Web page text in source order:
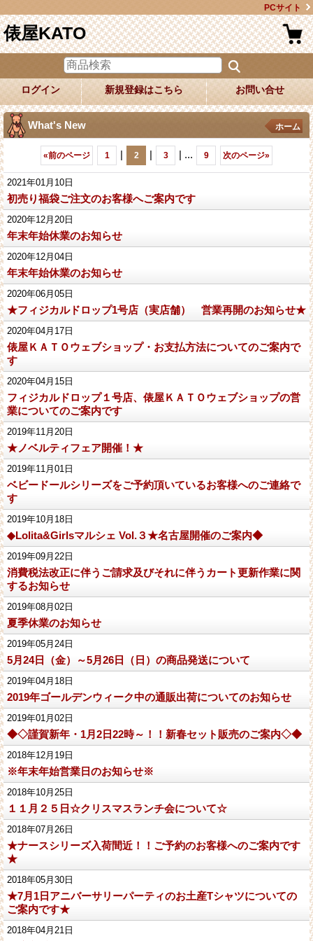
PCサイト
俵屋KATO
ログイン 新規登録はこちら お問い合せ
What's New ホーム
«前のページ 1 | 2 | 3 | ... 9 次のページ»
2021年01月10日
初売り福袋ご注文のお客様へご案内です
2020年12月20日
年末年始休業のお知らせ
2020年12月04日
年末年始休業のお知らせ
2020年06月05日
★フィジカルドロップ1号店（実店舗） 営業再開のお知らせ★
2020年04月17日
俵屋ＫＡＴＯウェブショップ・お支払方法についてのご案内で
す
2020年04月15日
フィジカルドロップ１号店、俵屋ＫＡＴＯウェブショップの営
業についてのご案内です
2019年11月20日
★ノベルティフェア開催！★
2019年11月01日
ベビードールシリーズをご予約頂いているお客様へのご連絡で
す
2019年10月18日
◆Lolita&Girlsマルシェ Vol.３★名古屋開催のご案内◆
2019年09月22日
消費税法改正に伴うご請求及びそれに伴うカート更新作業に関
するお知らせ
2019年08月02日
夏季休業のお知らせ
2019年05月24日
5月24日（金）～5月26日（日）の商品発送について
2019年04月18日
2019年ゴールデンウィーク中の通販出荷についてのお知らせ
2019年01月02日
◆◇謹賀新年・1月2日22時～！！新春セット販売のご案内◇◆
2018年12月19日
※年末年始営業日のお知らせ※
2018年10月25日
１１月２５日☆クリスマスランチ会について☆
2018年07月26日
★ナースシリーズ入荷間近！！ご予約のお客様へのご案内です
★
2018年05月30日
★7月1日アニバーサリーパーティのお土産Tシャツについての
ご案内です★
2018年04月21日